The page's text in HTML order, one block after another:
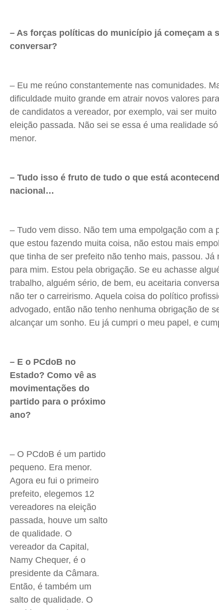
– As forças políticas do município já começam a
conversar?
– Eu me reúno constantemente nas comunidades.
dificuldade muito grande em atrair novos valores
de candidatos a vereador, por exemplo, vai ser
eleição passada. Não sei se essa é uma realidade
menor.
– Tudo isso é fruto de tudo o que está
nacional…
– Tudo vem disso. Não tem uma empolgação com a
que estou fazendo muita coisa, não estou mais
que tinha de ser prefeito não tenho mais, passou. Já
para mim. Estou pela obrigação. Se eu achasse
trabalho, alguém sério, de bem, eu aceitaria
não ter o carreirismo. Aquela coisa do político
advogado, então não tenho nenhuma obrigação de
alcançar um sonho. Eu já cumpri o meu papel, e
– E o PCdoB no
Estado? Como vê as
movimentações do
partido para o próximo
ano?
– O PCdoB é um partido
pequeno. Era menor.
Agora eu fui o primeiro
prefeito, elegemos 12
vereadores na eleição
passada, houve um salto
de qualidade. O
vereador da Capital,
Namy Chequer, é o
presidente da Câmara.
Então, é também um
salto de qualidade. O